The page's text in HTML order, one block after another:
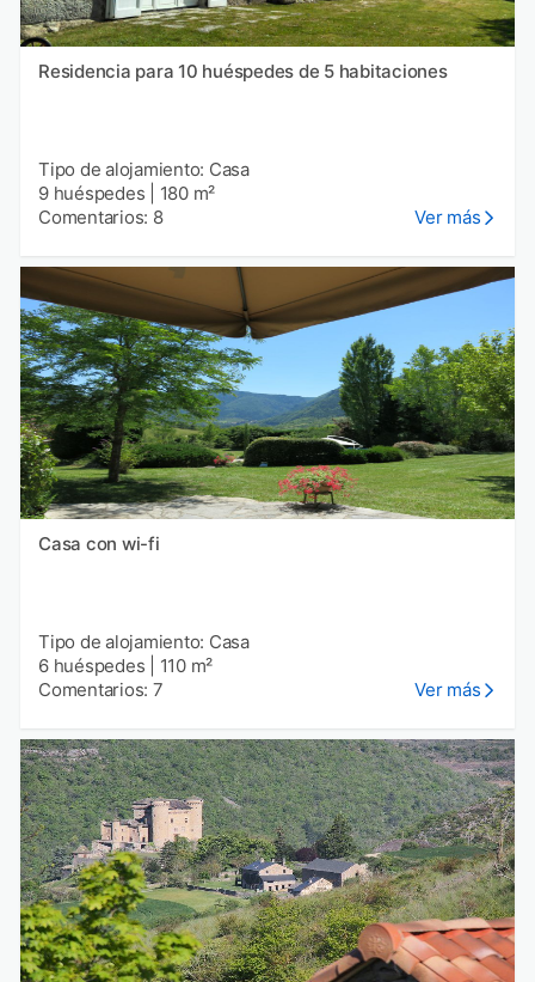
Residencia para 10 huéspedes de 5 habitaciones
Tipo de alojamiento: Casa
9 huéspedes
180 m²
Comentarios: 8
Ver más
Casa con wi-fi
Tipo de alojamiento: Casa
6 huéspedes
110 m²
Comentarios: 7
Ver más